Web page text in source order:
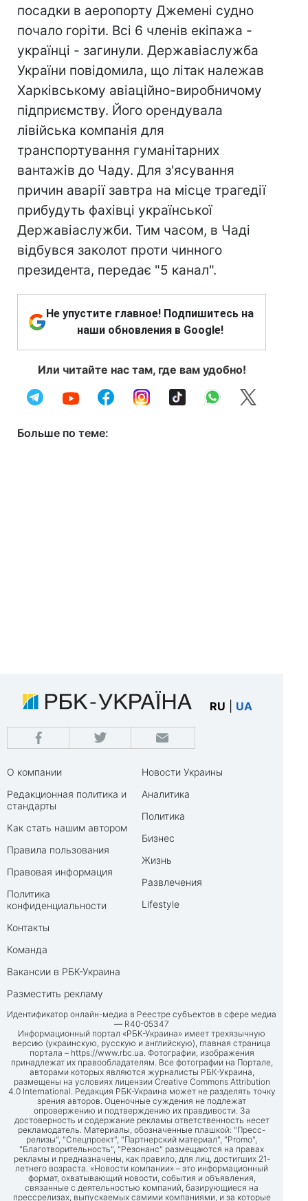
посадки в аеропорту Джемені судно
почало горіти. Всі 6 членів екіпажа -
українці - загинули. Державіаслужба
України повідомила, що літак належав
Харківському авіаційно-виробничому
підприємству. Його орендувала
лівійська компанія для
транспортування гуманітарних
вантажів до Чаду. Для з'ясування
причин аварії завтра на місце трагедії
прибудуть фахівці української
Державіаслужби. Тим часом, в Чаді
відбувся заколот проти чинного
президента, передає "5 канал".
Не упустите главное! Подпишитесь на
наши обновления в Google!
Или читайте нас там, где вам удобно!
Больше по теме:
RU UA
О компании
Редакционная политика и
стандарты
Как стать нашим автором
Правила пользования
Правовая информация
Политика
конфиденциальности
Контакты
Команда
Вакансии в РБК-Украина
Разместить рекламу
Новости Украины
Аналитика
Политика
Бизнес
Жизнь
Развлечения
Lifestyle
Идентификатор онлайн-медиа в Реестре субъектов в сфере медиа
— R40-05347
Информационный портал «РБК-Украина» имеет трехязычную
версию (украинскую, русскую и английскую), главная страница
портала – https://www.rbc.ua. Фотографии, изображения
принадлежат их правообладателям. Все фотографии на Портале,
авторами которых являются журналисты РБК-Украина,
размещены на условиях лицензии Creative Commons Attribution
4.0 International. Редакция РБК-Украина может не разделять точку
зрения авторов. Оценочные суждения не подлежат
опровержению и подтверждению их правдивости. За
достоверность и содержание рекламы ответственность несет
рекламодатель. Материалы, обозначенные плашкой: "Пресс-
релизы", "Спецпроект", "Партнерский материал", "Promo",
"Благотворительность", "Резонанс" размещаются на правах
рекламы и предназначены, как правило, для лиц, достигших 21-
летнего возраста. «Новости компании» – это информационный
формат, охватывающий новости, события и объявления,
связанные с деятельностью компаний, базирующиеся на
прессрелизах, выпускаемых самими компаниями, и за которые